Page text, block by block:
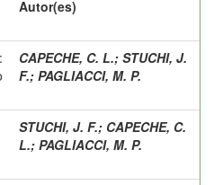
Autor(es)
CAPECHE, C. L.; STUCHI, J.
F.; PAGLIACCI, M. P.
STUCHI, J. F.; CAPECHE, C.
L.; PAGLIACCI, M. P.